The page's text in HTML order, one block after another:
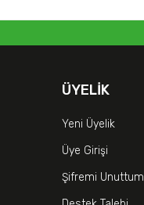
ÜYELIK
Yeni Üyelik
Üye Girişi
Şifremi Unuttum